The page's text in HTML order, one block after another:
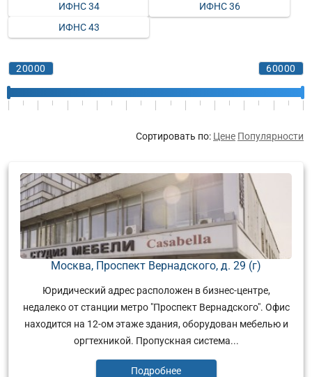
ИФНС 34
ИФНС 36
ИФНС 43
Сортировать по: Цене Популярности
Москва, Проспект Вернадского, д. 29 (г)
Юридический адрес расположен в бизнес-центре,
недалеко от станции метро "Проспект Вернадского". Офис
находится на 12-ом этаже здания, оборудован мебелью и
оргтехникой. Пропускная система...
Подробнее